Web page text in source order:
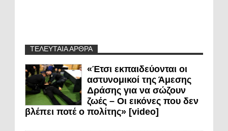
ΤΕΛΕΥΤΑΙΑ ΑΡΘΡΑ
«Έτσι εκπαιδεύονται οι
αστυνομικοί της Άμεσης
Δράσης για να σώζουν
ζωές – Οι εικόνες που δεν
βλέπει ποτέ ο πολίτης» [video]